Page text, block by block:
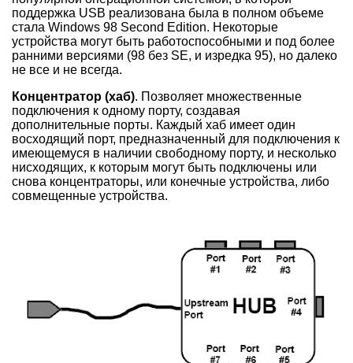
поддержка USB реализована была в полном объеме
стала Windows 98 Second Edition. Некоторые
устройства могут быть работоспособными и под более
ранними версиями (98 без SE, и изредка 95), но далеко
не все и не всегда.
Концентратор (хаб). Позволяет множественные
подключения к одному порту, создавая
дополнительные порты. Каждый хаб имеет один
восходящий порт, предназначенный для подключения к
имеющемуся в наличии свободному порту, и несколько
нисходящих, к которым могут быть подключены или
снова концентраторы, или конечные устройства, либо
совмещенные устройства.